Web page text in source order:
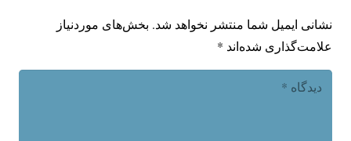
نشانی ایمیل شما منتشر نخواهد شد. بخش‌های موردنیاز
علامت‌گذاری شده‌اند *